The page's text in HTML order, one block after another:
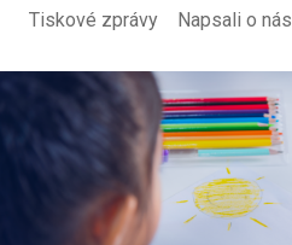
Tiskové zprávy
Napsali o nás